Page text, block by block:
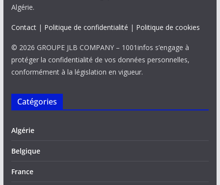
Algérie.
Contact| Politique de confidentialité | Politique de cookies
© 2026 GROUPE JLB COMPANY – 1001infos s’engage à
protéger la confidentialité de vos données personnelles,
conformément à la législation en vigueur.
Catégories
Algérie
Belgique
France